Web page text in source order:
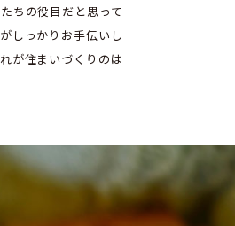
ちの役目だと思って
しっかりお手伝いし
が住まいづくりのは